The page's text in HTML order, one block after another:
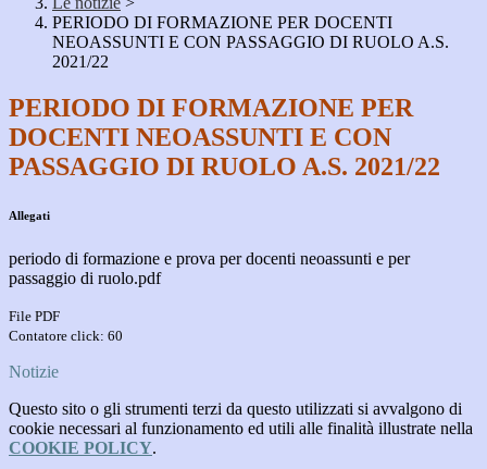
PERIODO DI FORMAZIONE PER DOCENTI
NEOASSUNTI E CON PASSAGGIO DI RUOLO A.S.
2021/22
PERIODO DI FORMAZIONE PER
DOCENTI NEOASSUNTI E CON
PASSAGGIO DI RUOLO A.S. 2021/22
Allegati
periodo di formazione e prova per docenti neoassunti e per
passaggio di ruolo.pdf
File PDF
Contatore click: 60
Notizie
Questo sito o gli strumenti terzi da questo utilizzati si avvalgono di
cookie necessari al funzionamento ed utili alle finalità illustrate nella
COOKIE POLICY.